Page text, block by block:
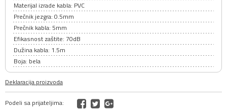
Materijal izrade kabla: PVC
Prečnik jezgra: 0.5mm
Prečnik kabla: 5mm
Efikasnost zaštite: 70dB
Dužina kabla: 1.5m
Boja: bela
Deklaracija proizvoda
Podeli sa prijateljima: